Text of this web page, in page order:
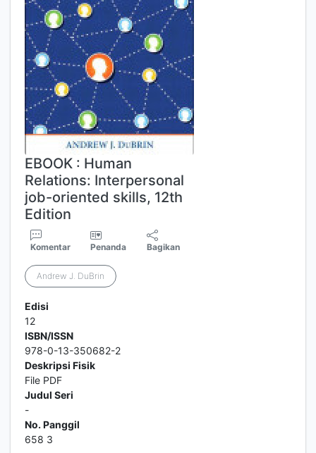
EBOOK : Human
Relations: Interpersonal
job-oriented skills, 12th
Edition
Komentar Penanda Bagikan
Andrew J. DuBrin
Edisi
12
ISBN/ISSN
978-0-13-350682-2
Deskripsi Fisik
File PDF
Judul Seri
-
No. Panggil
658 3